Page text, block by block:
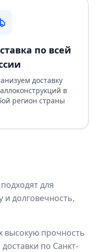
по всей
доставку
в
регион страны
для
долговечность,
высокую прочность
по Санкт-